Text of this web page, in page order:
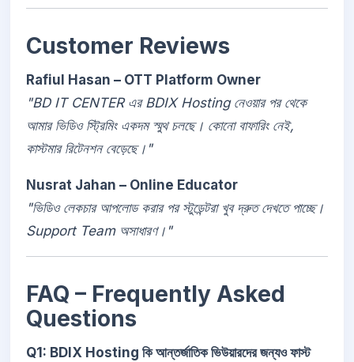
Customer Reviews
Rafiul Hasan – OTT Platform Owner
"BD IT CENTER এর BDIX Hosting নেওয়ার পর থেকে
আমার ভিডিও স্ট্রিমিং একদম স্মুথ চলছে। কোনো বাফারিং নেই,
কাস্টমার রিটেনশন বেড়েছে।"
Nusrat Jahan – Online Educator
"ভিডিও লেকচার আপলোড করার পর স্টুডেন্টরা খুব দ্রুত দেখতে পাচ্ছে।
Support Team অসাধারণ।"
FAQ – Frequently Asked
Questions
Q1: BDIX Hosting কি আন্তর্জাতিক ভিউয়ারদের জন্যও ফাস্ট